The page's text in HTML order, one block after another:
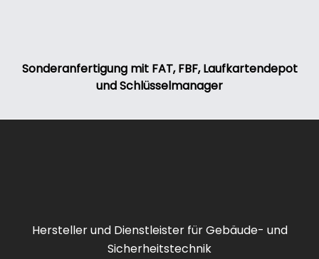
Sonderanfertigung mit FAT, FBF, Laufkartendepot
und Schlüsselmanager
Hersteller und Dienstleister für Gebäude- und
Sicherheitstechnik